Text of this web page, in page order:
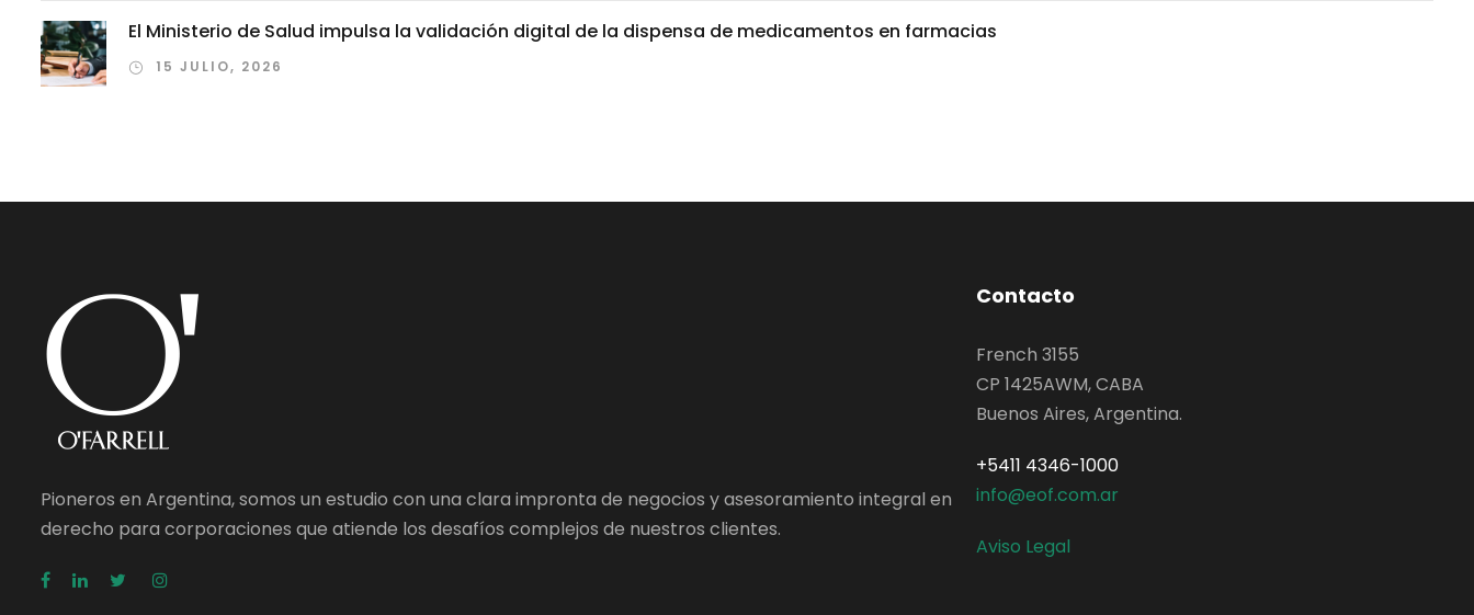
El Ministerio de Salud impulsa la validación digital de la dispensa de medicamentos en farmacias
15 JULIO, 2026
Pioneros en Argentina, somos un estudio con una clara impronta de negocios y asesoramiento integral en
derecho para corporaciones que atiende los desafíos complejos de nuestros clientes.
Contacto
French 3155
CP 1425AWM, CABA
Buenos Aires, Argentina.
+5411 4346-1000
info@eof.com.ar
Aviso Legal